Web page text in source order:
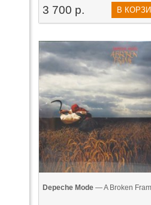
3 700 р. В
Depeche Mode— A Broken